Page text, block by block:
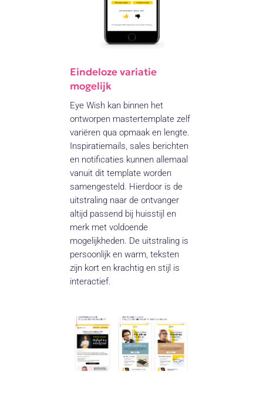
Eindeloze variatie
mogelijk
Eye Wish kan binnen het
ontworpen mastertemplate zelf
variëren qua opmaak en lengte.
Inspiratiemails, sales berichten
en notificaties kunnen allemaal
vanuit dit template worden
samengesteld. Hierdoor is de
uitstraling naar de ontvanger
altijd passend bij huisstijl en
merk met voldoende
mogelijkheden. De uitstraling is
persoonlijk en warm, teksten
zijn kort en krachtig en stijl is
interactief.